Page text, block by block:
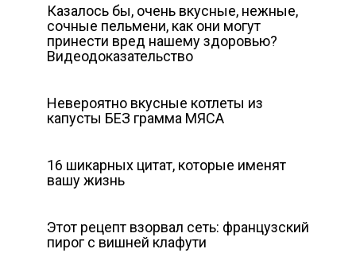
Казалось бы, очень вкусные, нежные,
сочные пельмени, как они могут
принести вред нашему здоровью?
Видеодоказательство
Невероятно вкусные котлеты из
капусты БЕЗ грамма МЯСА
16 шикарных цитат, которые именят
вашу жизнь
Этот рецепт взорвал сеть: французский
пирог с вишней клафути